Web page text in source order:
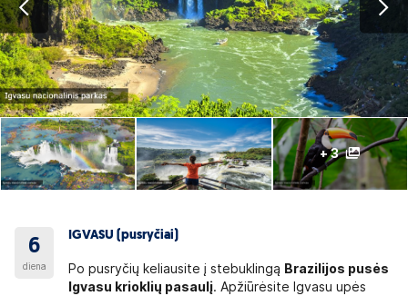
+ 3
6
diena
IGVASU (pusryčiai)
Po pusryčių keliausite į stebuklingą Brazilijos pusės
Igvasu krioklių pasaulį. Apžiūrėsite Igvasu upės